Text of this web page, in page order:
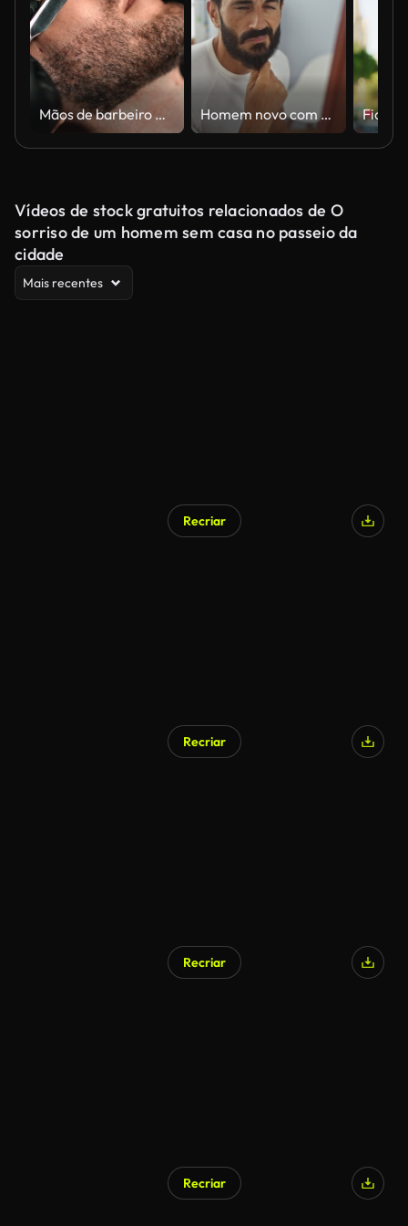
Mãos de barbeiro masculino raspando a barba do cliente usam barbeador de metal afiado vintage isolado em closeup preto Homem novo com barba que contempla sua reflexão em uma sala do salão de beleza que mostra um terma-como tranquilo que assobia dentro
Vídeos de stock gratuitos relacionados de O
sorriso de um homem sem casa no passeio da
cidade
Mais recentes
Recriar
Recriar
Recriar
Recriar